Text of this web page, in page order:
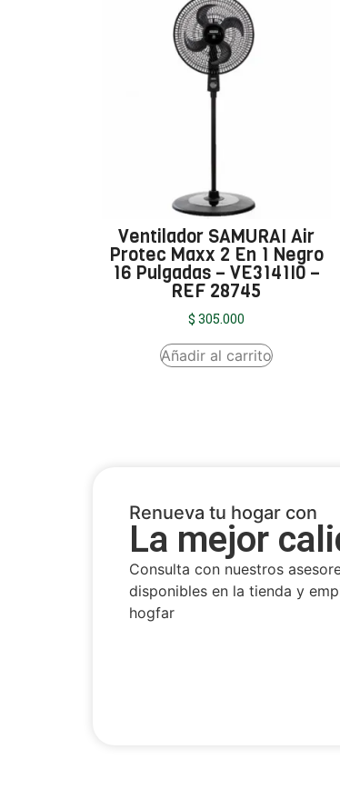
Ventilador SAMURAI Air
Protec Maxx 2 En 1 Negro
16 Pulgadas – VE3141I0 –
REF 28745
$ 305.000
Añadir al carrito
Renueva tu hogar con
La mejor
Consulta con nuestros
disponibles en la tienda y
hogfar